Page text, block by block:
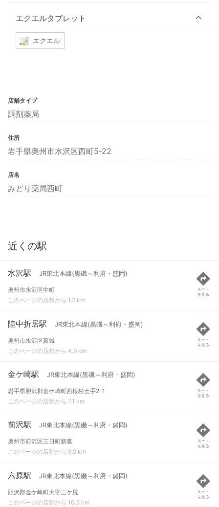
エクエルタブレット
エクエル
店舗タイプ
調剤薬局
住所
岩手県奥州市水沢区西町5-22
店名
みどり薬局西町
近くの駅
水沢駅 JR東北本線(黒磯～利府・盛岡)
奥州市水沢区中町
このページの店舗から 1.2 km
ルート
を見る
陸中折居駅 JR東北本線(黒磯～利府・盛岡)
奥州市水沢区真城
このページの店舗から 4.9 km
ルート
を見る
金ケ崎駅 JR東北本線(黒磯～利府・盛岡)
岩手県胆沢郡金ケ崎町西根杉土手2-1
このページの店舗から 7.1 km
ルート
を見る
前沢駅 JR東北本線(黒磯～利府・盛岡)
奥州市前沢区三日町新裏
このページの店舗から 9.9 km
ルート
を見る
六原駅 JR東北本線(黒磯～利府・盛岡)
胆沢郡金ケ崎町大字三ケ尻
このページの店舗から 10.5 km
ルート
を見る